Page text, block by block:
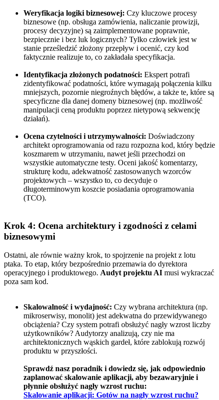
Weryfikacja logiki biznesowej: Czy kluczowe procesy
biznesowe (np. obsługa zamówienia, naliczanie prowizji,
procesy decyzyjne) są zaimplementowane poprawnie,
bezpiecznie i bez luk logicznych? Tylko człowiek jest w
stanie prześledzić złożony przepływ i ocenić, czy kod
faktycznie realizuje to, co zakładała specyfikacja.
Identyfikacja złożonych podatności: Ekspert potrafi
zidentyfikować podatności, które wymagają połączenia kilku
mniejszych, pozornie niegroźnych błędów, a także te, które są
specyficzne dla danej domeny biznesowej (np. możliwość
manipulacji ceną produktu poprzez nietypową sekwencję
działań).
Ocena czytelności i utrzymywalności: Doświadczony
architekt oprogramowania od razu rozpozna kod, który będzie
koszmarem w utrzymaniu, nawet jeśli przechodzi on
wszystkie automatyczne testy. Oceni jakość komentarzy,
strukturę kodu, adekwatność zastosowanych wzorców
projektowych – wszystko to, co decyduje o
długoterminowym koszcie posiadania oprogramowania
(TCO).
Krok 4: Ocena architektury i zgodności z celami
biznesowymi
Ostatni, ale równie ważny krok, to spojrzenie na projekt z lotu
ptaka. To etap, który bezpośrednio przemawia do dyrektora
operacyjnego i produktowego. Audyt projektu AI musi wykraczać
poza sam kod.
Skalowalność i wydajność: Czy wybrana architektura (np.
mikroserwisy, monolit) jest adekwatna do przewidywanego
obciążenia? Czy system potrafi obsłużyć nagły wzrost liczby
użytkowników? Audytorzy analizują, czy nie ma
architektonicznych wąskich gardeł, które zablokują rozwój
produktu w przyszłości.
Sprawdź nasz poradnik i dowiedz się, jak odpowiednio
zaplanować skalowanie aplikacji, aby bezawaryjnie i
płynnie obsłużyć nagły wzrost ruchu:
Skalowanie aplikacji: Gotów na nagły wzrost ruchu?